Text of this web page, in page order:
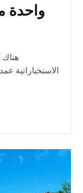
واحدة
الاستخباراتية